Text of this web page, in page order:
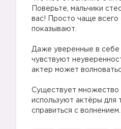
Поверьте, мальчики
вас! Просто чаще всего
показывают.
Даже уверенные в себе
чувствуют
актер может
Существует множество
используют актёры для
справиться с